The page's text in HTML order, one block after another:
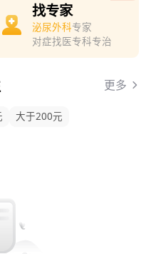
找专家
泌尿外科专家
对症找医专科专治
更多
大于200元